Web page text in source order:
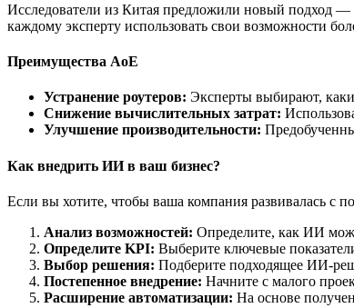
Исследователи из Китая предложили новый подход —
каждому эксперту использовать свои возможности
Преимущества AoE
Устранение роутеров: Эксперты выбирают,
Снижение вычислительных затрат:
Улучшение производительности:
Как внедрить ИИ в ваш бизнес?
Если вы хотите, чтобы ваша компания развивалась с
Анализ возможностей: Определите, как ИИ
Определите KPI: Выберите ключевые
Выбор решения: Подберите подходящее ИИ-
Постепенное внедрение: Начните с малого
Расширение автоматизации: На основе